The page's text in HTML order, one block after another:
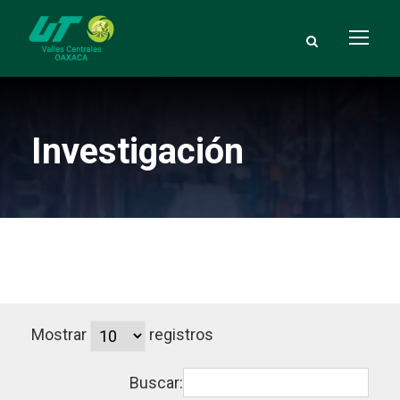
Investigación
Mostrar registros
Buscar: